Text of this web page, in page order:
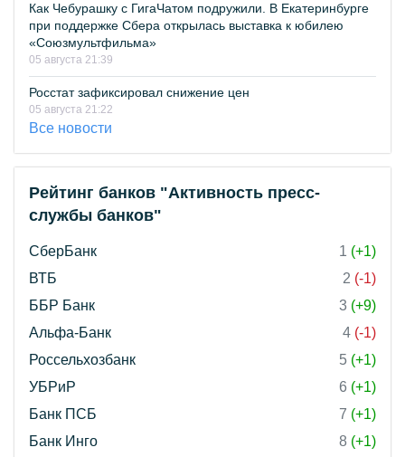
Как Чебурашку с ГигаЧатом подружили. В Екатеринбурге
при поддержке Сбера открылась выставка к юбилею
«Союзмультфильма»
05 августа 21:39
Росстат зафиксировал снижение цен
05 августа 21:22
Все новости
Рейтинг банков "Активность пресс-
службы банков"
СберБанк 1 (+1)
ВТБ
2 (-1)
ББР Банк
3 (+9)
Альфа-Банк
4 (-1)
Россельхозбанк
5 (+1)
УБРиР
6 (+1)
Банк ПСБ
7 (+1)
Банк Инго
8 (+1)